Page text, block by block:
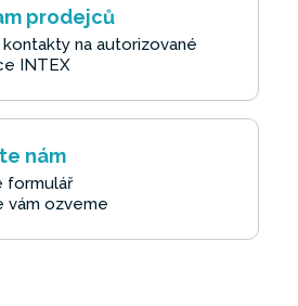
prodejců
kontakty na autorizované
INTEX
nám
formulář
vám ozveme